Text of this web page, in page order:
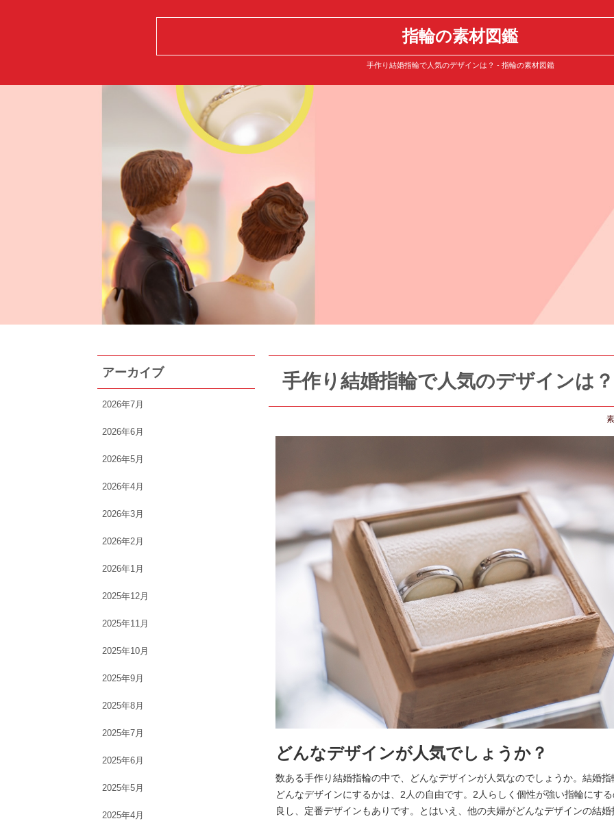
指輪の素材図鑑
手作り結婚指輪で人気のデザインは？ - 指輪の素材図鑑
手作り結婚指輪で人気のデザインは？
どんなデザインが人気でしょうか？
数ある手作り結婚指輪の中で、どんなデザインが人気なのでしょうか。結婚指
どんなデザインにするかは、2人の自由です。2人らしく個性が強い指輪にする
良し、定番デザインもありです。とはいえ、他の夫婦がどんなデザインの結婚
アーカイブ
2026年7月
2026年6月
2026年5月
2026年4月
2026年3月
2026年2月
2026年1月
2025年12月
2025年11月
2025年10月
2025年9月
2025年8月
2025年7月
2025年6月
2025年5月
2025年4月